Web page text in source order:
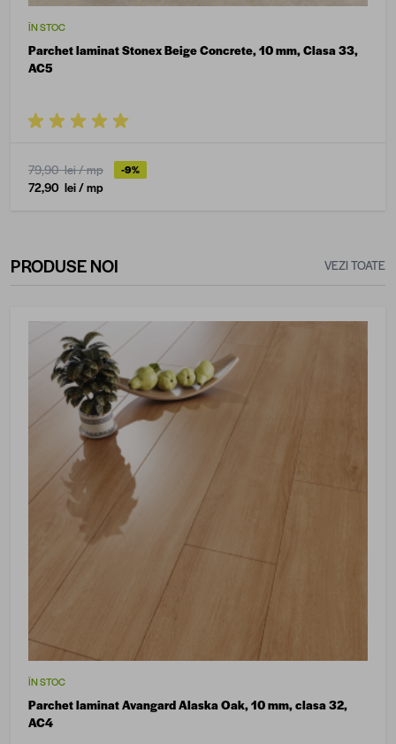
ÎN STOC
Parchet laminat Stonex Beige Concrete, 10 mm, Clasa 33,
AC5
79,90 lei/ mp -9%
72,90 lei/ mp
PRODUSE NOI VEZI TOATE
ÎN STOC
Parchet laminat Avangard Alaska Oak, 10 mm, clasa 32,
AC4